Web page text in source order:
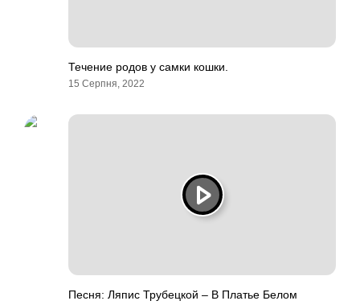
Течение родов у самки кошки.
15 Серпня, 2022
Песня: Ляпис Трубецкой – В Платье Белом